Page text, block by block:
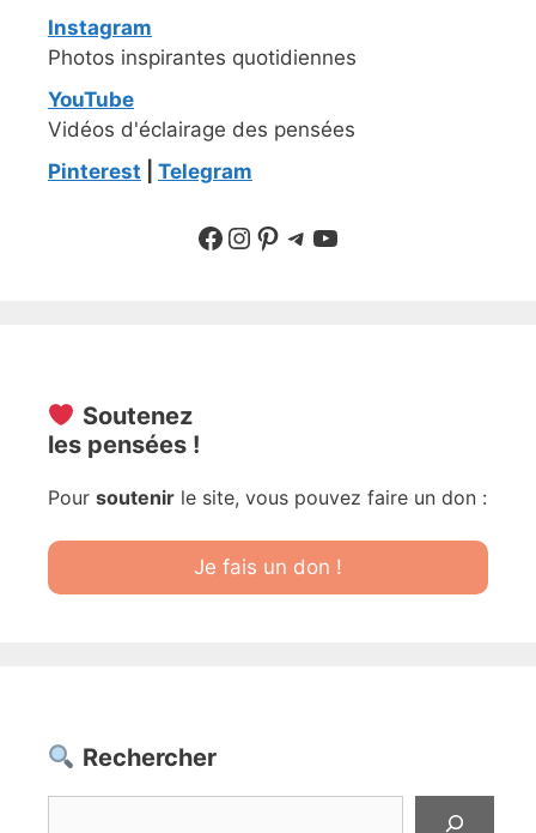
Instagram
Photos inspirantes quotidiennes
YouTube
Vidéos d'éclairage des pensées
Pinterest
Telegram
Suivre sur Facebook
Suivre sur Instagram
Pinterest
Sur Telegram
YouTube
Soutenez
les pensées !
Pour soutenir le site, vous pouvez faire un don :
Je fais un don !
Rechercher